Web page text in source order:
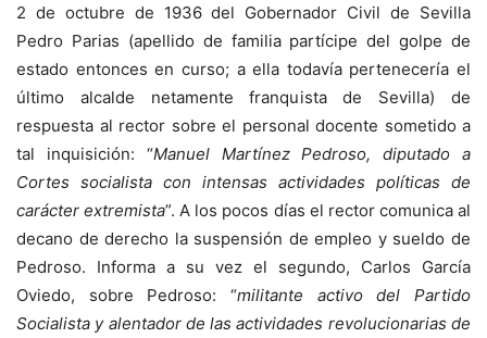
2 de octubre de 1936 del Gobernador Civil de Sevilla
Pedro Parias (apellido de familia partícipe del golpe de
estado entonces en curso; a ella todavía pertenecería el
último alcalde netamente franquista de Sevilla) de
respuesta al rector sobre el personal docente sometido a
tal inquisición: “Manuel Martínez Pedroso, diputado a
Cortes socialista con intensas actividades políticas de
carácter extremista”. A los pocos días el rector comunica al
decano de derecho la suspensión de empleo y sueldo de
Pedroso. Informa a su vez el segundo, Carlos García
Oviedo, sobre Pedroso: “militante activo del Partido
Socialista y alentador de las actividades revolucionarias de